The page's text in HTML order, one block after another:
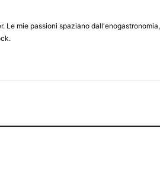
Le mie passioni spaziano dall'enogastronomia,